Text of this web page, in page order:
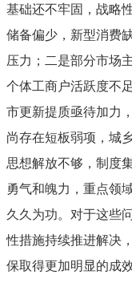
基础还不牢固，战略
储备偏少，新型消费
压力； 二是部分市场
个体工商户活跃度不
市更新提质亟待加力
尚存在短板弱项，城
思想解放不够，制度
勇气和魄力，重点领
久久为功。对于这些
性措施持续推进解决
保取得更加明显的成效